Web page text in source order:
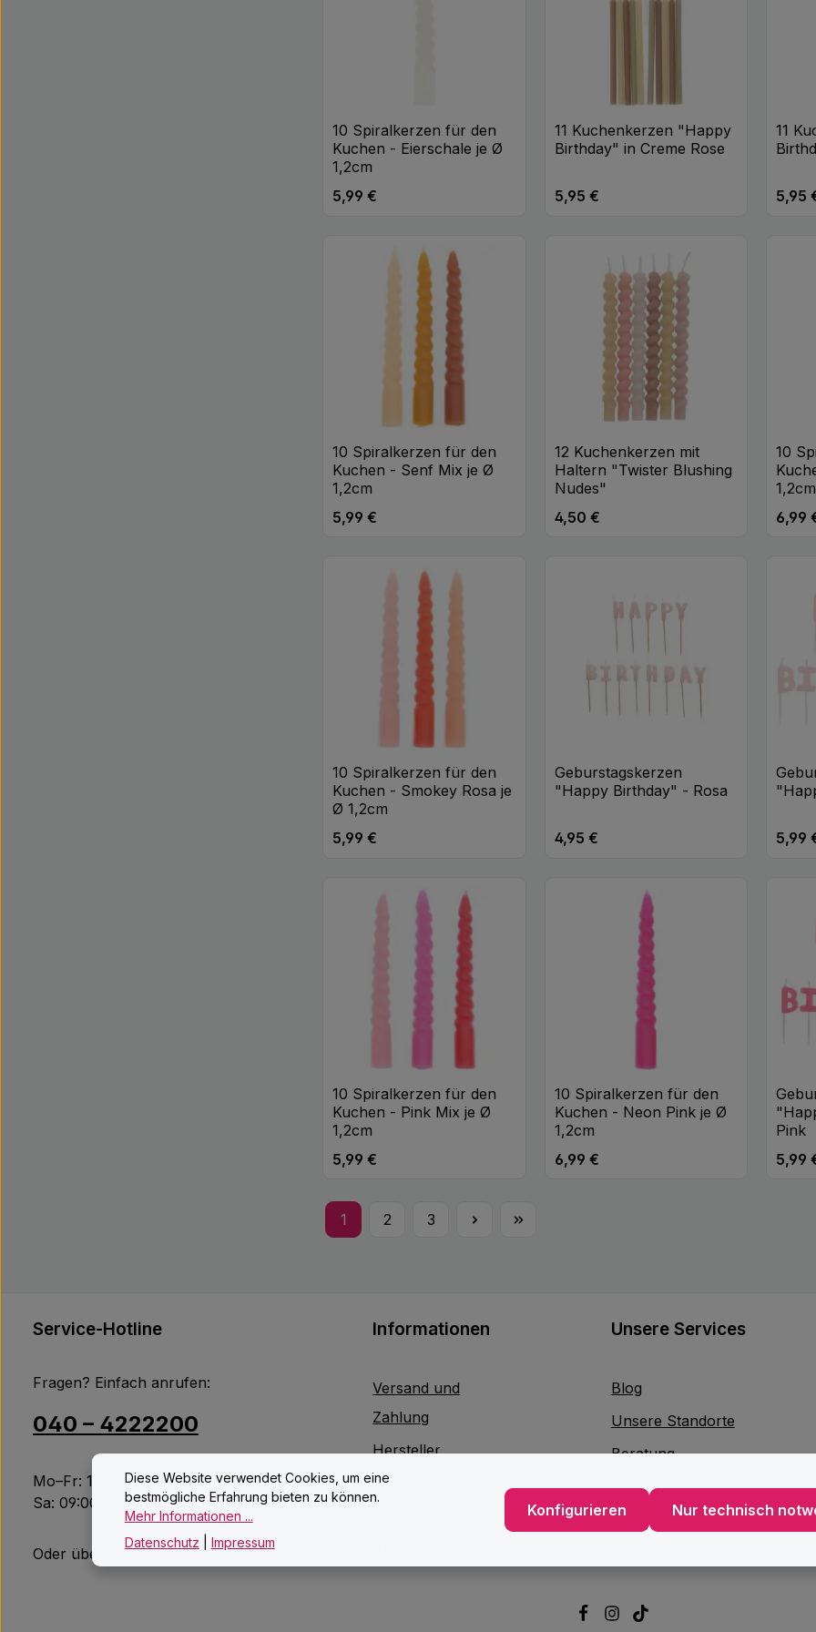
10 Spiralkerzen für den
Kuchen - Eierschale je Ø
1,2cm
Regulärer Preis:
5,99 €
Produkt Anzahl: Gib den gewünschten
Stk
11 Kuchenkerzen "Happy
Birthday" in Creme Rose
Regulärer Preis:
5,95 €
Produkt Anzahl: Gib
11
5,95
10 Spiralkerzen für den
Kuchen - Senf Mix je Ø
1,2cm
Regulärer Preis:
5,99 €
Produkt Anzahl: Gib den gewünschten
Stk
12 Kuchenkerzen mit
Haltern "Twister Blushing
Nudes"
Regulärer Preis:
4,50 €
10
1,2cm
6,99
10 Spiralkerzen für den
Kuchen - Smokey Rosa je
Ø 1,2cm
Regulärer Preis:
5,99 €
Produkt Anzahl: Gib den gewünschten
Stk
Geburstagskerzen
"Happy Birthday" - Rosa
Regulärer Preis:
4,95 €
Produkt Anzahl: Gib
Stk
5,99
10 Spiralkerzen für den
Kuchen - Pink Mix je Ø
1,2cm
Regulärer Preis:
5,99 €
Produkt Anzahl: Gib den gewünschten Wert
10 Spiralkerzen für den
Kuchen - Neon Pink je Ø
1,2cm
Regulärer Preis:
6,99 €
Pink
5,99
Seite
1
Seite
2
Seite
3
Service-Hotline
Fragen? Einfach anrufen:
040 – 4222200
Mo–Fr: 10:00 – 18:00 Uhr
Sa: 09:00 – 14:00 Uhr
Oder über unserKontaktformular.
Informationen
Versand und
Zahlung
Hersteller
Jobs
Unsere Services
Blog
Unsere Standorte
Beratung
Lieferservice
Verpackungsservice
Diese Website verwendet Cookies, um eine
bestmögliche Erfahrung bieten zu können.
Mehr Informationen ...
Datenschutz
Impressum
Nur technisch
Konfigurieren